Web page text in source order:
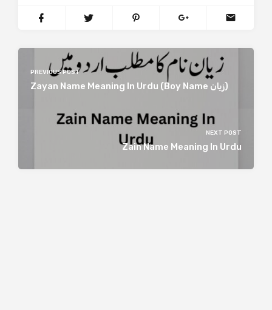
PREVIOUS POST
Zayan Name Meaning In Urdu (Boy Name زیان)
NEXT POST
Zain Name Meaning In Urdu